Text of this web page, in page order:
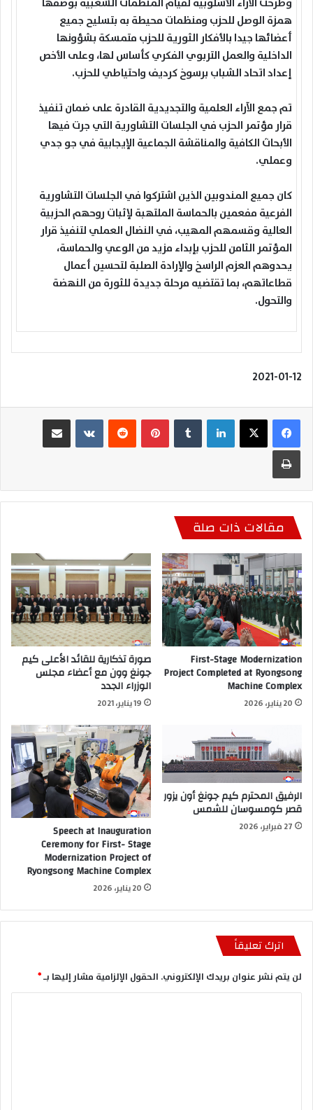
همزة الوصل للحزب ومنظمات محيطة به بتسليح جميع
أعضائها جيدا بالأفكار الثورية للحزب متمسكة بشؤونها
الداخلية والعمل التربوي الفكري كأساس لها، وعلى الأخص
إعداد اتحاد الشباب برسوخ كرديف واحتياطي للحزب.
تم جمع الآراء العلمية والتجديدية القادرة على ضمان تنفيذ
قرار مؤتمر الحزب في الجلسات التشاورية التي جرت فيها
الأبحاث الكافية والمناقشة الجماعية الإيجابية في جو جدي
وعملي.
كان جميع المندوبين الذين اشتركوا في الجلسات التشاورية
الفرعية مفعمين بالحماسة الملتهبة لإثبات روحهم الحزبية
العالية وقسمهم المهيب، في النضال العملي لتنفيذ قرار
المؤتمر الثامن للحزب بإبداء مزيد من الوعي والحماسة،
يحدوهم العزم الراسخ والإرادة الصلبة لتحسين أعمال
قطاعاتهم، بما تقتضيه مرحلة جديدة للثورة من النهضة
والتحول.
2021-01-12
لينكدإن بينتيريست مشاركة عبر البريد
طباعة
مقالات ذات صلة
First-Stage Modernization
Project Completed at Ryongsong
Machine Complex
20 يناير، 2026
صورة تذكارية للقائد الأعلى كيم
جونغ وون مع أعضاء مجلس
الوزراء الجدد
19 يناير، 2021
الرفيق المحترم كيم جونغ أون يزور
قصر كومسوسان للشمس
27 فبراير، 2026 Speech at Inauguration
Ceremony for First- Stage
Modernization Project of
Ryongsong Machine Complex
20 يناير، 2026
اترك تعليقاً
لن يتم نشر عنوان بريدك الإلكتروني. الحقول الإلزامية مشار إليها بـ*